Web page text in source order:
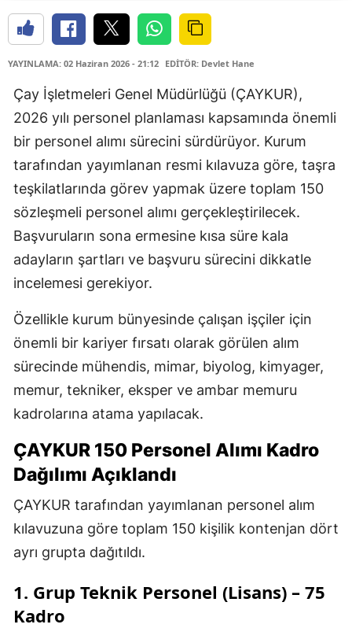
YAYINLAMA: 02 Haziran 2026 - 21:12 EDİTÖR: Devlet Hane
Çay İşletmeleri Genel Müdürlüğü (ÇAYKUR),
2026 yılı personel planlaması kapsamında önemli
bir personel alımı sürecini sürdürüyor. Kurum
tarafından yayımlanan resmi kılavuza göre, taşra
teşkilatlarında görev yapmak üzere toplam 150
sözleşmeli personel alımı gerçekleştirilecek.
Başvuruların sona ermesine kısa süre kala
adayların şartları ve başvuru sürecini dikkatle
incelemesi gerekiyor.
Özellikle kurum bünyesinde çalışan işçiler için
önemli bir kariyer fırsatı olarak görülen alım
sürecinde mühendis, mimar, biyolog, kimyager,
memur, tekniker, eksper ve ambar memuru
kadrolarına atama yapılacak.
ÇAYKUR 150 Personel Alımı Kadro
Dağılımı Açıklandı
ÇAYKUR tarafından yayımlanan personel alım
kılavuzuna göre toplam 150 kişilik kontenjan dört
ayrı grupta dağıtıldı.
1. Grup Teknik Personel (Lisans) – 75
Kadro